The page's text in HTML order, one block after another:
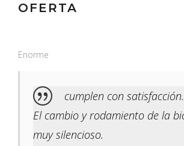
OFERTA
Enorme
cumplen con satisfacción.
El cambio y rodamiento de la
muy silencioso.